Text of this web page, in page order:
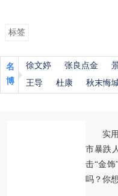
标签
名
博
徐文婷 张良点金
王导
杜康 秋末悔
实
市暴跌
击“金
吗？你